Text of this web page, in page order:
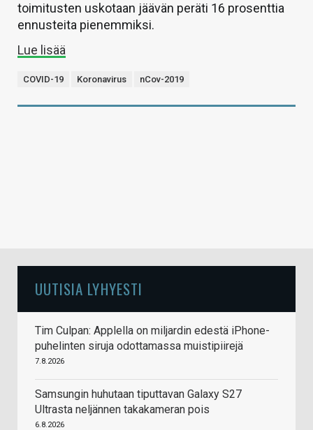
toimitusten uskotaan jäävän peräti 16 prosenttia
ennusteita pienemmiksi.
Lue lisää
COVID-19 Koronavirus nCov-2019
UUTISIA LYHYESTI
Tim Culpan: Applella on miljardin edestä iPhone-
puhelinten siruja odottamassa muistipiirejä
7.8.2026
Samsungin huhutaan tiputtavan Galaxy S27
Ultrasta neljännen takakameran pois
6.8.2026